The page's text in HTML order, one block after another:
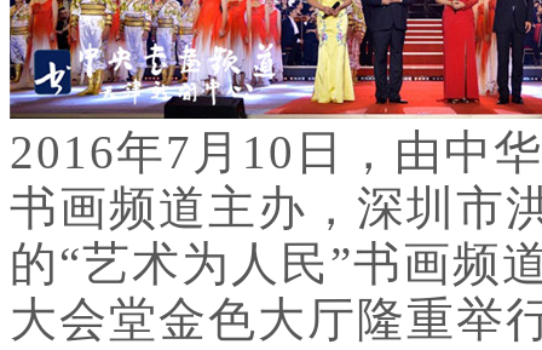
2016年7月10日，由中
书画频道主办，深圳市
的“艺术为人民”书画频
大会堂金色大厅隆重举